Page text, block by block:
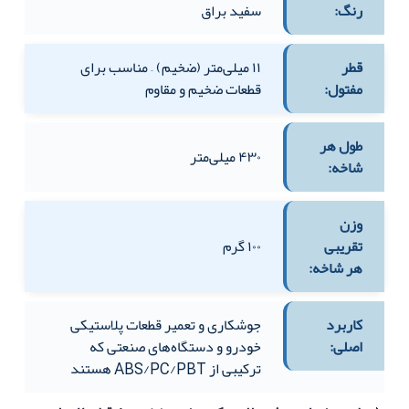
رنگ:
سفید براق
قطر
مفتول:
۱۱ میلی‌متر (ضخیم) – مناسب برای
قطعات ضخیم و مقاوم
طول هر
شاخه: ۴۳۰ میلی‌متر
وزن
تقریبی
هر شاخه:
۱۰۰ گرم
کاربرد
اصلی:
جوشکاری و تعمیر قطعات پلاستیکی
خودرو و دستگاه‌های صنعتی که
ترکیبی از ABS/PC/PBT هستند